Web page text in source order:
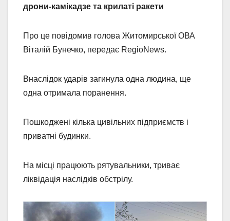
дрони-камікадзе та крилаті ракети
Про це повідомив голова Житомирської ОВА
Віталій Бунечко, передає RegioNews.
Внаслідок ударів загинула одна людина, ще
одна отримала поранення.
Пошкоджені кілька цивільних підприємств і
приватні будинки.
На місці працюють рятувальники, триває
ліквідація наслідків обстрілу.